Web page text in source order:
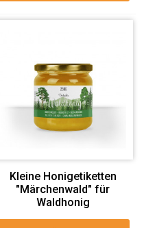
Kleine Honigetiketten
"Märchenwald" für
Waldhonig